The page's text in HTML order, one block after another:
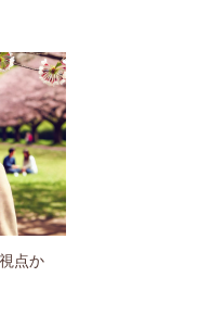
点か